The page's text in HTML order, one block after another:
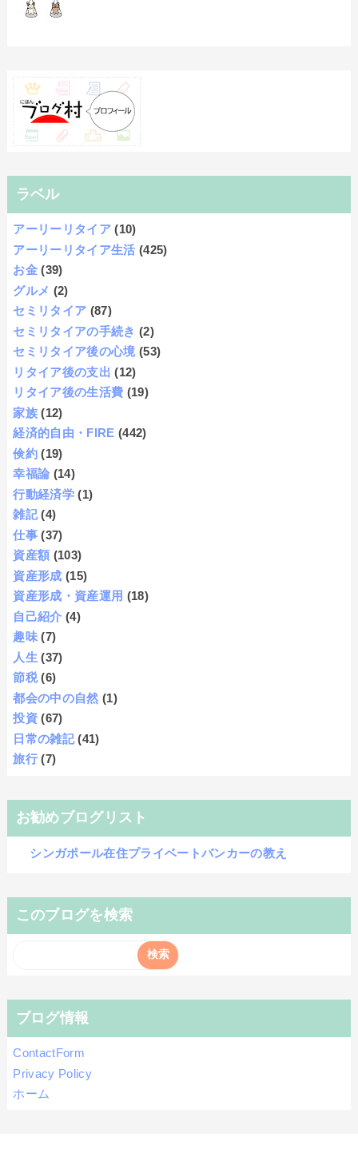
ラベル
アーリーリタイア (10)
アーリーリタイア生活 (425)
お金 (39)
グルメ (2)
セミリタイア (87)
セミリタイアの手続き (2)
セミリタイア後の心境 (53)
リタイア後の支出 (12)
リタイア後の生活費 (19)
家族 (12)
経済的自由・FIRE (442)
倹約 (19)
幸福論 (14)
行動経済学 (1)
雑記 (4)
仕事 (37)
資産額 (103)
資産形成 (15)
資産形成・資産運用 (18)
自己紹介 (4)
趣味 (7)
人生 (37)
節税 (6)
都会の中の自然 (1)
投資 (67)
日常の雑記 (41)
旅行 (7)
お勧めブログリスト
シンガポール在住プライベートバンカーの教え
このブログを検索
ブログ情報
ContactForm
Privacy Policy
ホーム